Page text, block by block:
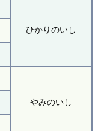
ひかりのいし
やみのいし